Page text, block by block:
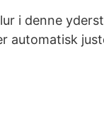
i denne
automatisk